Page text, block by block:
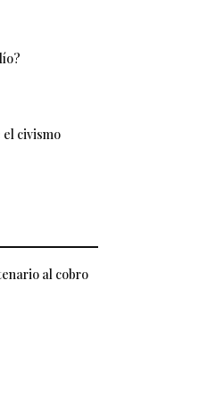
civismo
al cobro